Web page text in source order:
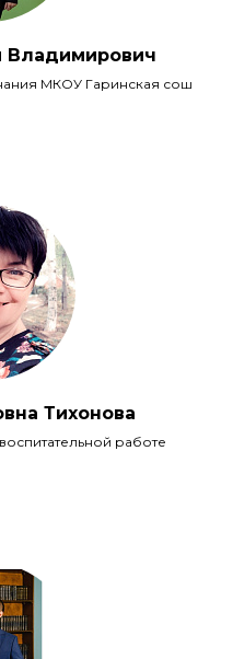
МКОУ Гаринская сош
Тихонова
работе